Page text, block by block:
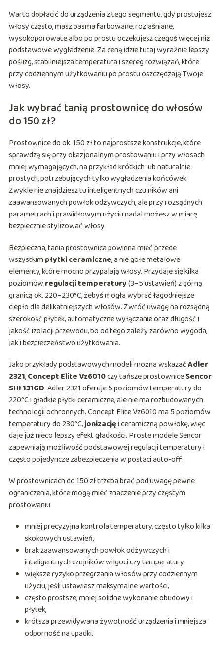
Warto dopłacić do urządzenia z tego segmentu, gdy prostujesz
włosy często, masz pasma farbowane, rozjaśniane,
wysokoporowate albo po prostu oczekujesz czegoś więcej niż
podstawowe wygładzenie. Za ceną idzie tutaj wyraźnie lepszy
poślizg, stabilniejsza temperatura i szereg rozwiązań, które
przy codziennym użytkowaniu po prostu oszczędzają Twoje
włosy.
Jak wybrać tanią prostownicę do włosów
do 150 zł?
Prostownice do ok. 150 zł to najprostsze konstrukcje, które
sprawdzą się przy okazjonalnym prostowaniu i przy włosach
mniej wymagających, na przykład krótkich lub naturalnie
prostych, potrzebujących tylko wygładzenia końcówek.
Zwykle nie znajdziesz tu inteligentnych czujników ani
zaawansowanych powłok odżywczych, ale przy rozsądnych
parametrach i prawidłowym użyciu nadal możesz w miarę
bezpiecznie stylizować włosy.
Bezpieczna, tania prostownica powinna mieć przede
wszystkimpłytki ceramiczne, a nie gołe metalowe
elementy, które mocno przypalają włosy. Przydaje się kilka
poziomów regulacji temperatury(3–5 ustawień) z górną
granicą ok. 220–230°C, żebyś mogła wybrać łagodniejsze
ciepło dla delikatniejszych włosów. Zwróć uwagę na rozsądną
szerokość płytek, automatyczne wyłączanie oraz długość i
jakość izolacji przewodu, bo od tego zależy zarówno wygoda,
jak i bezpieczeństwo użytkowania.
Jako przykłady podstawowych modeli można wskazaćAdler
2321,Concept Elite Vz6010czy tańsze prostowniceSencor
SHI 131GD. Adler 2321 oferuje 5 poziomów temperatury do
220°C i gładkie płytki ceramiczne, ale nie ma rozbudowanych
technologii ochronnych. Concept Elite Vz6010 ma 5 poziomów
temperatury do 230°C,jonizacjęi ceramiczną powłokę, więc
daje już nieco lepszy efekt gładkości. Proste modele Sencor
zapewniają możliwość podstawowej regulacji temperatury i
często pojedyncze zabezpieczenia w postaci auto-off.
W prostownicach do 150 zł trzeba brać pod uwagę pewne
ograniczenia, które mogą mieć znaczenie przy częstym
prostowaniu:
mniej precyzyjna kontrola temperatury, często tylko kilka
skokowych ustawień,
brak zaawansowanych powłok odżywczych i
inteligentnych czujników wilgoci czy temperatury,
większe ryzyko przegrzania włosów przy codziennym
użyciu, jeśli ustawiasz maksymalne wartości,
często prostsze, mniej solidne wykonanie obudowy i
płytek,
krótsza przewidywana żywotność urządzenia i mniejsza
odporność na upadki.